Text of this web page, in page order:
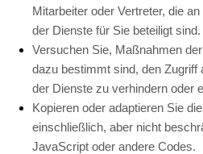
Mitarbeiter oder Vertreter, die
der Dienste für Sie beteiligt sind.
Versuchen Sie, Maßnahmen
dazu bestimmt sind, den Zugriff
der Dienste zu verhindern oder
Kopieren oder adaptieren Sie
einschließlich, aber nicht
JavaScript oder andere Codes.